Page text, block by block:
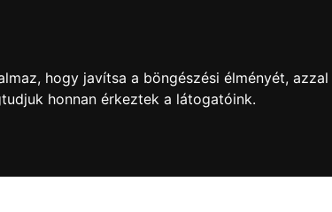
hogy javítsa a böngészési élményét,
honnan érkeztek a látogatóink.